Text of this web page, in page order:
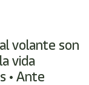
volante son
vida
• Ante